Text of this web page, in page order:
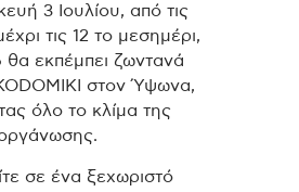
3 Ιουλίου, από τις
τις 12 το μεσημέρι,
θα εκπέμπει ζωντανά
στον Ύψωνα,
όλο το κλίμα της
σε ένα ξεχωριστό